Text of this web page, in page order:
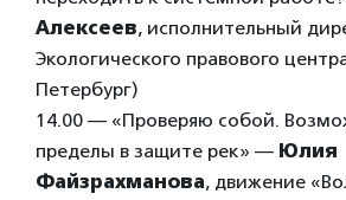
Алексеев, исполнительный
Экологического правового
Петербург)
14.00 — «Проверяю собой.
пределы в защите рек» — Юлия
Файзрахманова, движение